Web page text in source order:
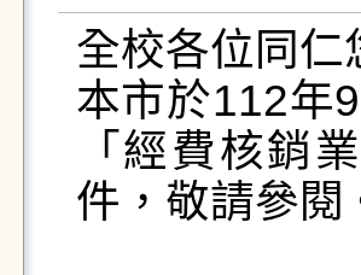
全校各位同仁
本市於112年
「經費核銷
件，敬請參閱